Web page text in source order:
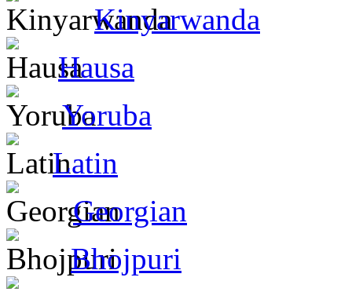
Kinyarwanda
Hausa
Yoruba
Latin
Georgian
Bhojpuri